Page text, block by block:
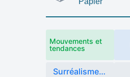
Mouvements et
tendances
Surréalisme d'après-guerre et ses dérivés